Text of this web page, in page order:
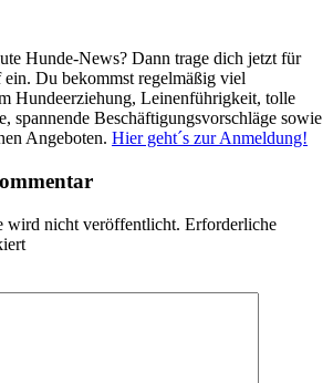
Hunde-News? Dann trage dich jetzt für
Du bekommst regelmäßig viel
Hundeerziehung, Leinenführigkeit, tolle
spannende Beschäftigungsvorschläge sowie
Angeboten. Hier geht´s zur Anmeldung!
wird nicht veröffentlicht. Erforderliche